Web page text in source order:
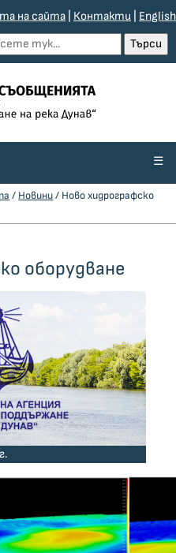
на сайта Контакти English
☰
/ Новини/ Ново хидрографско
оборудване